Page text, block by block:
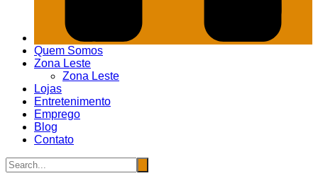
Quem Somos
Zona Leste
Zona Leste
Lojas
Entretenimento
Emprego
Blog
Contato